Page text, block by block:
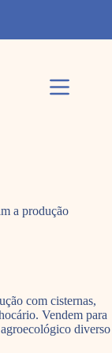
a produção
com cisternas,
Vendem para
diverso